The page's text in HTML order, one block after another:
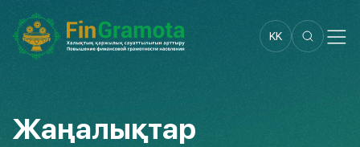
KK
Жаңалықтар